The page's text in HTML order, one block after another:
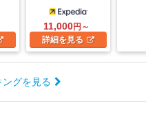
11,000円～
詳細を見る
グを見る